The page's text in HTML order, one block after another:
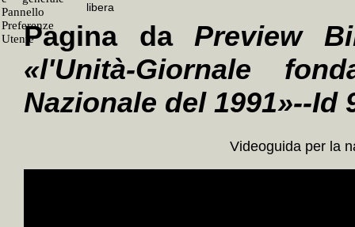
Pagina da Preview
«l'Unità-Giornale
Nazionale del 1991»--Id
Videoguida per la